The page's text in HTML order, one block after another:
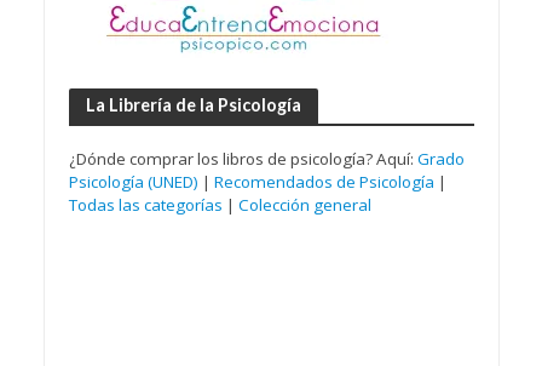
La Librería de la Psicología
¿Dónde comprar los libros de psicología? Aquí: Grado
Psicología (UNED) | Recomendados de Psicología |
Todas las categorías | Colección general